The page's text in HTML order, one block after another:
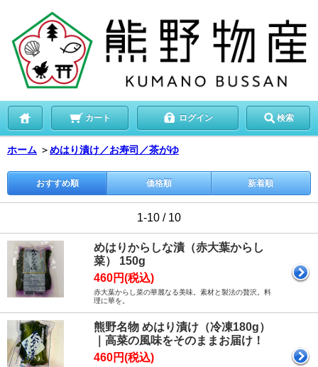
カート ログイン 検索
ホーム ＞めはり漬け／お寿司／茶がゆ
おすすめ順 価格順 新着順
1-10 / 10
めはりからしな漬（赤大葉からし
菜） 150g
460円(税込)
赤大葉からし菜の華麗なる美味。素材と製法の贅沢。料
理に華を。
熊野名物 めはり漬け（冷凍180g）
｜高菜の風味をそのままお届け！
460円(税込)